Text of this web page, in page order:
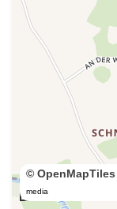
200 m
© OpenMapTiles
media